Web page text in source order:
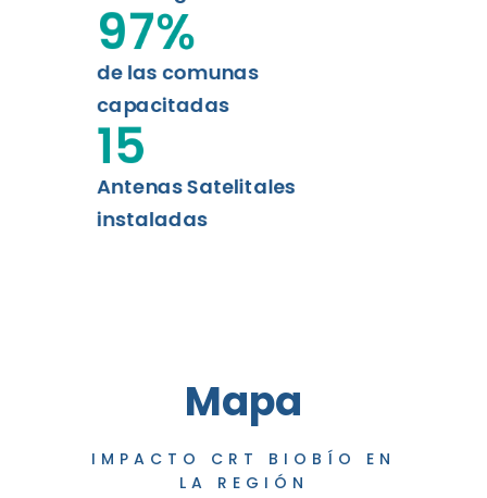
de las comunas
capacitadas
97%
Antenas Satelitales
instaladas
15
Mapa
IMPACTO CRT BIOBÍO EN
LA REGIÓN